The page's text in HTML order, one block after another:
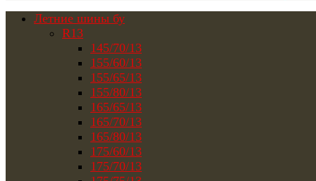
Летние шины бу
R13
145/70/13
155/60/13
155/65/13
155/80/13
165/65/13
165/70/13
165/80/13
175/60/13
175/70/13